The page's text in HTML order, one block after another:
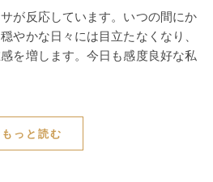
やかな日々には目立たなくなり、
を増します。今日も感度良好な私
もっと読む